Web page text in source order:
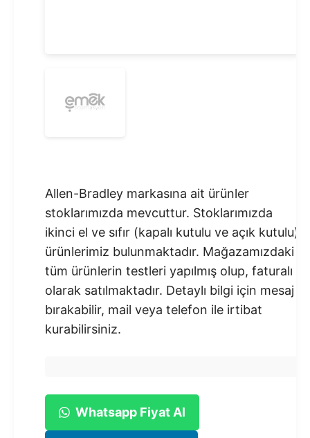
Allen-Bradley markasına ait ürünler
stoklarımızda mevcuttur. Stoklarımızda
ikinci el ve sıfır (kapalı kutulu ve açık kutulu)
ürünlerimiz bulunmaktadır.​ Mağazamızdaki
tüm ürünlerin testleri yapılmış olup, faturalı
olarak satılmaktadır. Detaylı bilgi için mesaj
bırakabilir, mail veya telefon ile irtibat
kurabilirsiniz.
Whatsapp Fiyat Al